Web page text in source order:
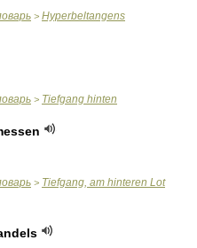
> Hyperbeltangens
> Tiefgang hinten
> Tiefgang, am hinteren Lot